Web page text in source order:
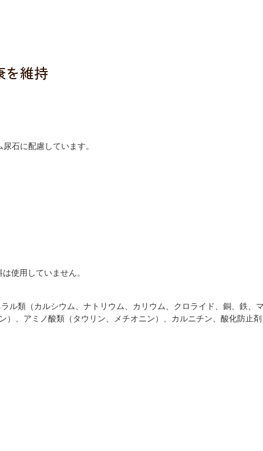
を維持
石に配慮しています。
使用していません。
ル類（カルシウム、ナトリウム、カリウム、クロライド、銅、鉄、
、アミノ酸類（タウリン、メチオニン）、カルニチン、酸化防止